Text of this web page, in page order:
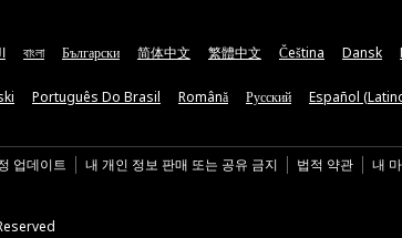
বাংলা Български 简体中文 繁體中文 Čeština Dansk
Português Do Brasil Română Русский Español
업데이트 내 개인 정보 판매 또는 공유 금지 법적 약관 내